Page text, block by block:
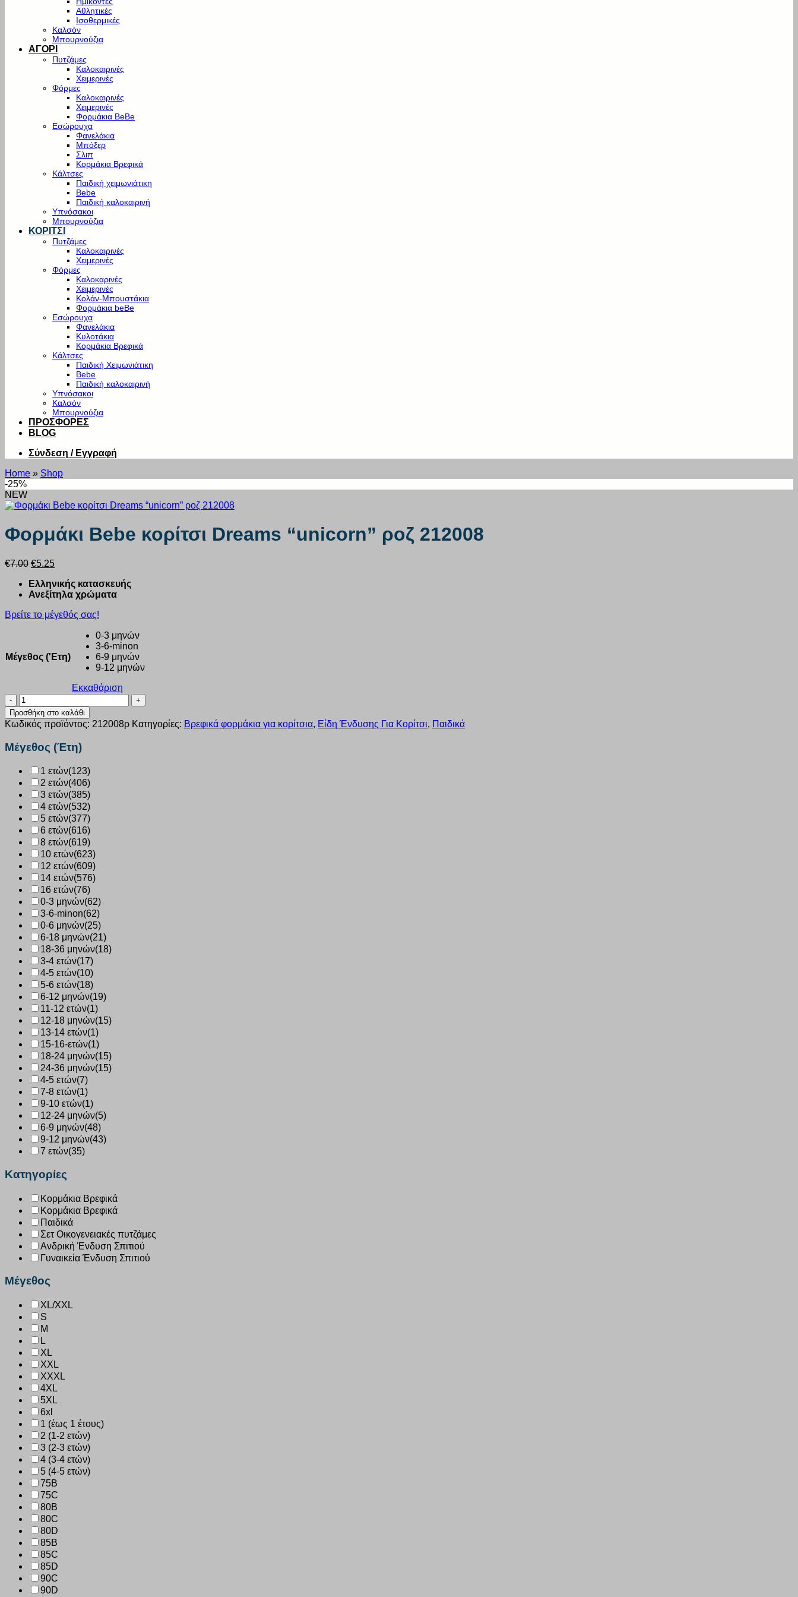
Αθλητικές
Ισοθερμικές
Καλσόν
Μπουρνούζια
ΑΓΟΡΙ
Πυτζάμες
Καλοκαιρινές
Χειμερινές
Φόρμες
Καλοκαιρινές
Χειμερινές
Φορμάκια BeBe
Εσώρουχα
Φανελάκια
Μπόξερ
Σλιπ
Κορμάκια Βρεφικά
Κάλτσες
Παιδική χειμωνιάτικη
Bebe
Παιδική καλοκαιρινή
Υπνόσακοι
Μπουρνούζια
ΚΟΡΙΤΣΙ
Πυτζάμες
Καλοκαιρινές
Χειμερινές
Φόρμες
Καλοκαρινές
Χειμερινές
Κολάν-Μπουστάκια
Φορμάκια beBe
Εσώρουχα
Φανελάκια
Κυλοτάκια
Κορμάκια Βρεφικά
Κάλτσες
Παιδική Χειμωνιάτικη
Bebe
Παιδική καλοκαιρινή
Υπνόσακοι
Καλσόν
Μπουρνούζια
ΠΡΟΣΦΟΡΕΣ
BLOG
Σύνδεση / Εγγραφή
Home » Shop
-25%
NEW
Φορμάκι Bebe κορίτσι Dreams “unicorn” ροζ 212008
€7.00 Original
was:
€7.00.
€5.25Η
τιμή
είναι:
Ελληνικής κατασκευής
Ανεξίτηλα χρώματα
Βρείτε το μέγεθός σας!
Μέγεθος ('Ετη)
0-3 μηνών
3-6-minon
6-9 μηνών
9-12 μηνών
Εκκαθάριση
Φορμάκι
Bebe
κορίτσι
Dreams
“unicorn”
ροζ
ποσότητα
Προσθήκη στο καλάθι
Κωδικός προϊόντος: 212008ρ Κατηγορίες: Βρεφικά φορμάκια για κορίτσια, Είδη Ένδυσης Για Κορίτσι, Παιδικά
Μέγεθος (Έτη)
1 ετών(123)
2 ετών(406)
3 ετών(385)
4 ετών(532)
5 ετών(377)
6 ετών(616)
8 ετών(619)
10 ετών(623)
12 ετών(609)
14 ετών(576)
16 ετών(76)
0-3 μηνών(62)
3-6-minon(62)
0-6 μηνών(25)
6-18 μηνών(21)
18-36 μηνών(18)
3-4 ετών(17)
4-5 ετών(10)
5-6 ετών(18)
6-12 μηνών(19)
11-12 ετών(1)
12-18 μηνών(15)
13-14 ετών(1)
15-16-ετών(1)
18-24 μηνών(15)
24-36 μηνών(15)
4-5 ετών(7)
7-8 ετών(1)
9-10 ετών(1)
12-24 μηνών(5)
6-9 μηνών(48)
9-12 μηνών(43)
7 ετών(35)
Κατηγορίες
Κορμάκια Βρεφικά
Κορμάκια Βρεφικά
Παιδικά
Σετ Οικογενειακές πυτζάμες
Ανδρική Ένδυση Σπιτιού
Γυναικεία Ένδυση Σπιτιού
Μέγεθος
XL/XXL
S
M
L
XL
XXL
XXXL
4XL
5XL
6xl
1 (έως 1 έτους)
2 (1-2 ετών)
3 (2-3 ετών)
4 (3-4 ετών)
5 (4-5 ετών)
75B
75C
80B
80C
80D
85B
85C
85D
90C
90D